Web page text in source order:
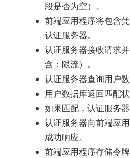
段是否为空）。
前端应用程序将包含
认证服务器。
认证服务器接收请求
含：限流）。
认证服务器查询用户
用户数据库返回匹配状
如果匹配，认证服务
认证服务器向前端应
成功响应。
前端应用程序存储令